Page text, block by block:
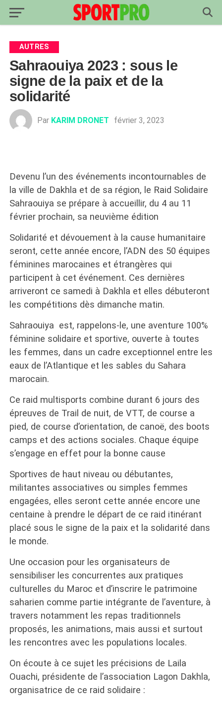
AUTRES
Sahraouiya 2023 : sous le
signe de la paix et de la
solidarité
Par KARIM DRONET février 3, 2023
Devenu l’un des événements incontournables de
la ville de Dakhla et de sa région, le Raid Solidaire
Sahraouiya se prépare à accueillir, du 4 au 11
février prochain, sa neuvième édition
Solidarité et dévouement à la cause humanitaire
seront, cette année encore, l’ADN des 50 équipes
féminines marocaines et étrangères qui
participent à cet événement. Ces dernières
arriveront ce samedi à Dakhla et elles débuteront
les compétitions dès dimanche matin.
Sahraouiya est, rappelons-le, une aventure 100%
féminine solidaire et sportive, ouverte à toutes
les femmes, dans un cadre exceptionnel entre les
eaux de l’Atlantique et les sables du Sahara
marocain.
Ce raid multisports combine durant 6 jours des
épreuves de Trail de nuit, de VTT, de course a
pied, de course d’orientation, de canoë, des boots
camps et des actions sociales. Chaque équipe
s’engage en effet pour la bonne cause
Sportives de haut niveau ou débutantes,
militantes associatives ou simples femmes
engagées, elles seront cette année encore une
centaine à prendre le départ de ce raid itinérant
placé sous le signe de la paix et la solidarité dans
le monde.
Une occasion pour les organisateurs de
sensibiliser les concurrentes aux pratiques
culturelles du Maroc et d’inscrire le patrimoine
saharien comme partie intégrante de l’aventure, à
travers notamment les repas traditionnels
proposés, les animations, mais aussi et surtout
les rencontres avec les populations locales.
On écoute à ce sujet les précisions de Laila
Ouachi, présidente de l’association Lagon Dakhla,
organisatrice de ce raid solidaire :